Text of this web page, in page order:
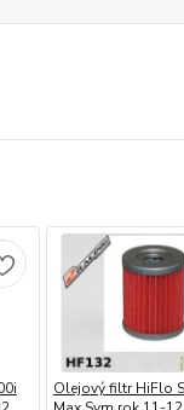
Olejový filtr HiFlo